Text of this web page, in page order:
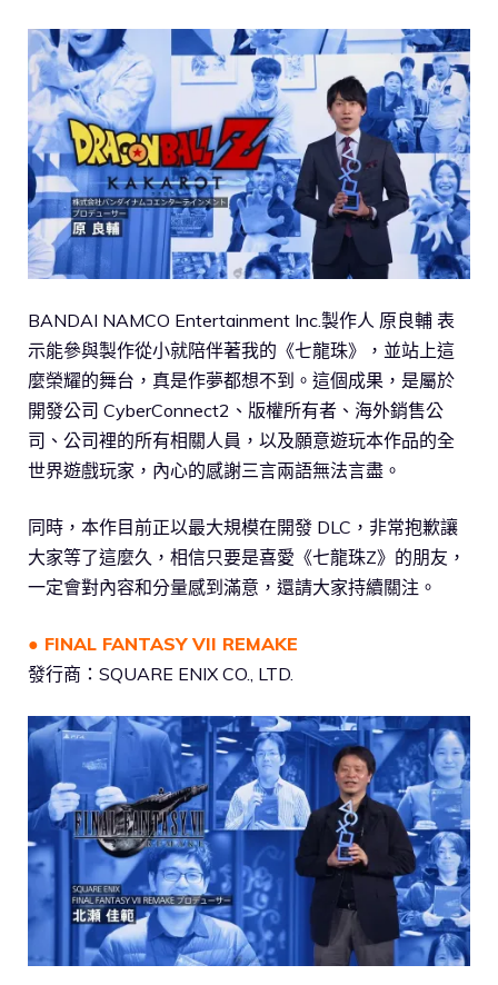
BANDAI NAMCO Entertainment Inc.製作人 原良輔 表
示能參與製作從小就陪伴著我的《七龍珠》，並站上這
麼榮耀的舞台，真是作夢都想不到。這個成果，是屬於
開發公司 CyberConnect2、版權所有者、海外銷售公
司、公司裡的所有相關人員，以及願意遊玩本作品的全
世界遊戲玩家，內心的感謝三言兩語無法言盡。
同時，本作目前正以最大規模在開發 DLC，非常抱歉讓
大家等了這麼久，相信只要是喜愛《七龍珠Z》的朋友，
一定會對內容和分量感到滿意，還請大家持續關注。
● FINAL FANTASY VII REMAKE
發行商：SQUARE ENIX CO., LTD.